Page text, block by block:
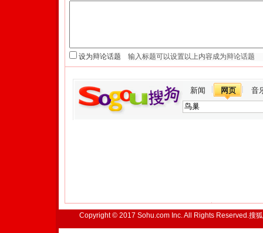
设为辩论话题
新闻 网页 音
Copyright © 2017 Sohu.com Inc. All Rights Reserved.搜